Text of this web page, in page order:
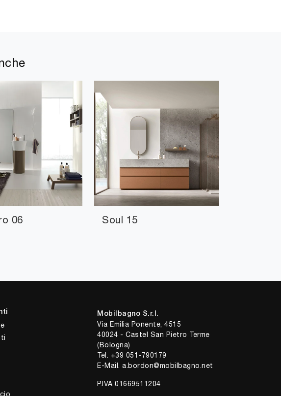
06 Soul 15
Mobilbagno S.r.l.
Via Emilia Ponente, 4515
40024 - Castel San Pietro Terme
(Bologna)
Tel. +39 051-790179
E-Mail. a.bordon@mobilbagno.net
P.IVA 01669511204